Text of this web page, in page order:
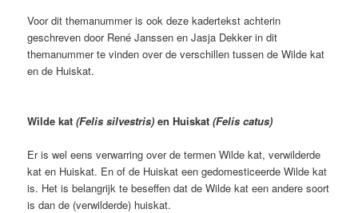
Voor dit themanummer is ook deze kadertekst achterin
geschreven door René Janssen en Jasja Dekker in dit
themanummer te vinden over de verschillen tussen de Wilde kat
en de Huiskat.
Wilde kat(Felis silvestris) en Huiskat(Felis catus)
Er is wel eens verwarring over de termen Wilde kat, verwilderde
kat en Huiskat. En of de Huiskat een gedomesticeerde Wilde kat
is. Het is belangrijk te beseffen dat de Wilde kat een andere soort
is dan de (verwilderde) huiskat.